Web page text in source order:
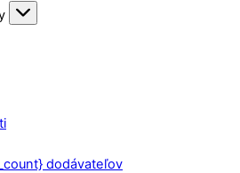
dodávateľov